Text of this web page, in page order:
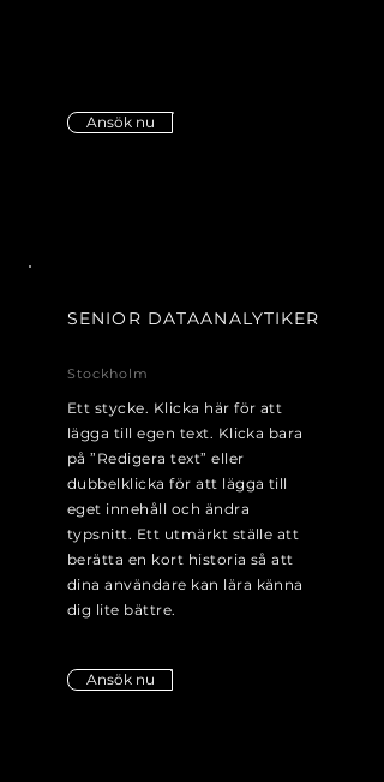
Ansök nu
SENIOR DATAANALYTIKER
Stockholm
Ett stycke. Klicka här för att
lägga till egen text. Klicka bara
på ”Redigera text” eller
dubbelklicka för att lägga till
eget innehåll och ändra
typsnitt. Ett utmärkt ställe att
berätta en kort historia så att
dina användare kan lära känna
dig lite bättre.
Ansök nu